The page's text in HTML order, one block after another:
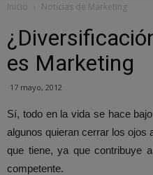
Inicio Noticias de Marketing
es Marketing
17 mayo, 2012
Sí, todo en la vida se hace
algunos quieran cerrar los ojos
que tiene, ya que contribuye
competente.